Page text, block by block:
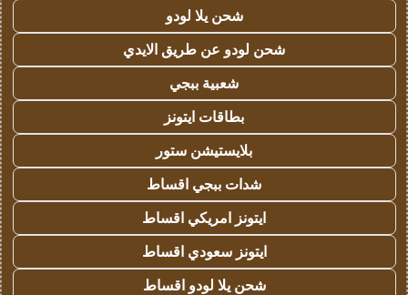
شحن يلا لودو
شحن لودو عن طريق الايدي
شعبية ببجي
بطاقات ايتونز
بلايستيشن ستور
شدات ببجي اقساط
ايتونز امريكي اقساط
ايتونز سعودي اقساط
شحن يلا لودو اقساط